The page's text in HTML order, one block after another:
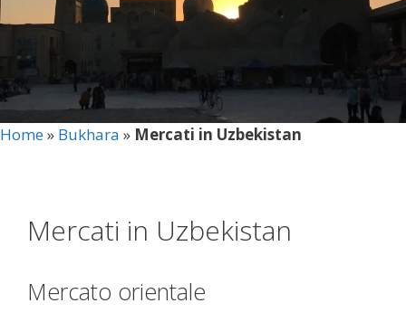
Home» Bukhara » Mercati in Uzbekistan
Mercati in Uzbekistan
Mercato orientale